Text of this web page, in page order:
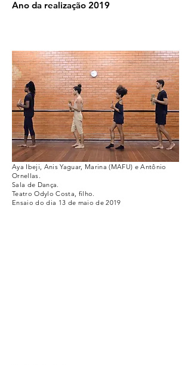
Ano da realização 2019
Aya Ibeji, Anis Yaguar, Marina (MAFU) e Antônio
Ornellas.
Sala de Dança.
Teatro Odylo Costa, filho.
Ensaio do dia 13 de maio de 2019